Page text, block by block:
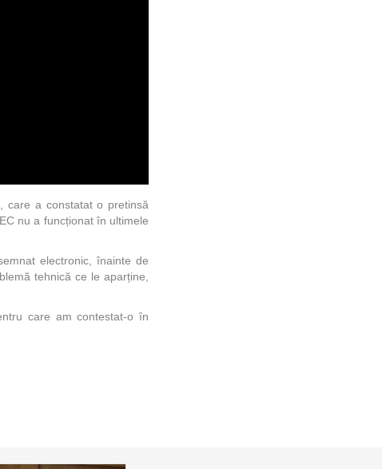
care a constatat o pretinsă
nu a funcționat în ultimele
electronic, înainte de
tehnică ce le aparține,
care am contestat-o în